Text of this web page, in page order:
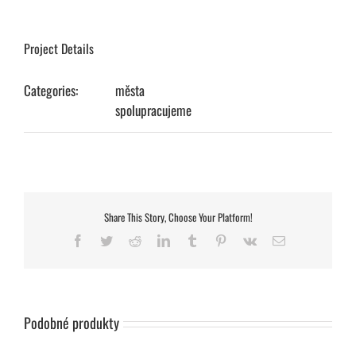
Project Details
Categories:
města
spolupracujeme
Share This Story, Choose Your Platform!
Facebook
TwitterRedditLinkedInTumblr Pinterest
Vk
E-
Podobné produkty